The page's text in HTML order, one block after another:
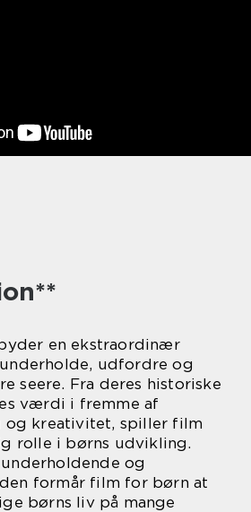
en ekstraordinær
udfordre og
seere. Fra deres historiske
værdi i fremme af
og kreativitet, spiller film
rolle i børns udvikling.
og
formår film for børn at
børns liv på mange